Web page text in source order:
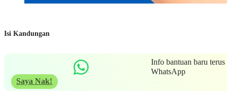
Isi Kandungan
Info bantuan baru terus
WhatsApp
Saya Nak!